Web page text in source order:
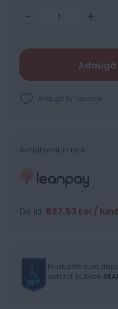
- +
Adaugă
Adaugă la favorite
Achiziționat în rate
De la: 827.53 Lei /
Produsele sunt
achizitii publice